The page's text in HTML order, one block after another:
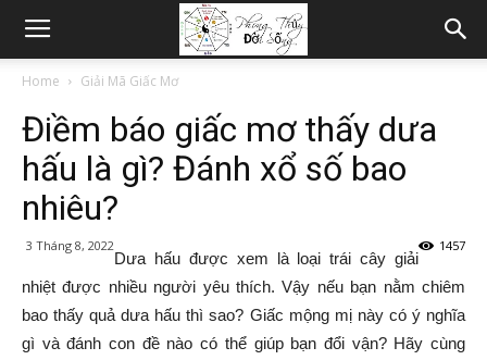
Home Giải Mã Giấc Mơ
Điềm báo giấc mơ thấy dưa
hấu là gì? Đánh xổ số bao
nhiêu?
3 Tháng 8, 2022 1457
Dưa hấu được xem là loại trái cây giải
nhiệt được nhiều người yêu thích. Vậy nếu bạn nằm chiêm
bao thấy quả dưa hấu thì sao? Giấc mộng mị này có ý nghĩa
gì và đánh con đề nào có thể giúp bạn đổi vận? Hãy cùng